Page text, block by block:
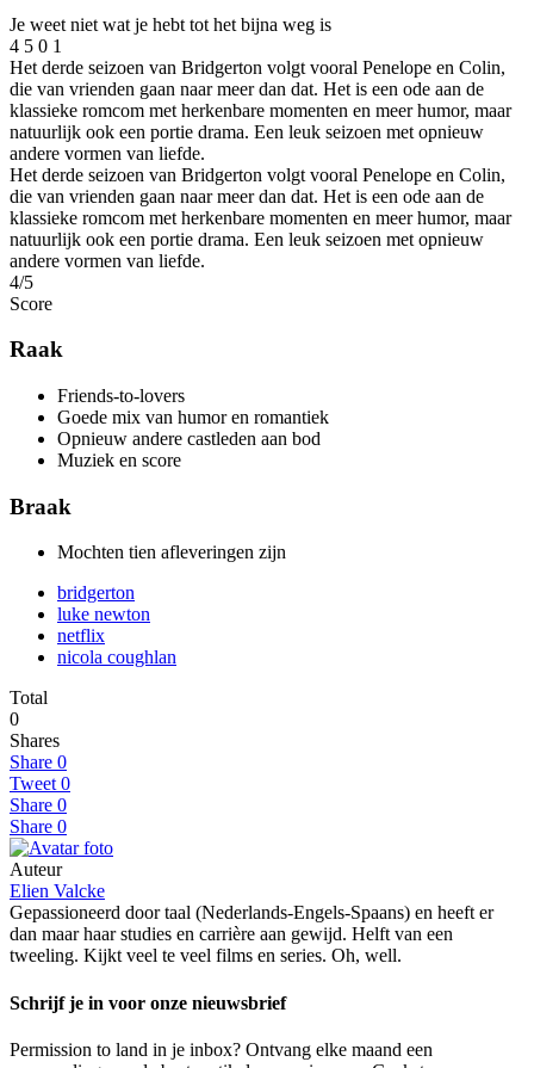
Je weet niet wat je hebt tot het bijna weg is
4 5 0 1
Het derde seizoen van Bridgerton volgt vooral Penelope en Colin,
die van vrienden gaan naar meer dan dat. Het is een ode aan de
klassieke romcom met herkenbare momenten en meer humor, maar
natuurlijk ook een portie drama. Een leuk seizoen met opnieuw
andere vormen van liefde.
Het derde seizoen van Bridgerton volgt vooral Penelope en Colin,
die van vrienden gaan naar meer dan dat. Het is een ode aan de
klassieke romcom met herkenbare momenten en meer humor, maar
natuurlijk ook een portie drama. Een leuk seizoen met opnieuw
andere vormen van liefde.
4/5
Score
Raak
Friends-to-lovers
Goede mix van humor en romantiek
Opnieuw andere castleden aan bod
Muziek en score
Braak
Mochten tien afleveringen zijn
bridgerton
luke newton
netflix
nicola coughlan
Total
0
Shares
Share 0
Tweet 0
Share 0
Share 0
Auteur
Elien Valcke
Gepassioneerd door taal (Nederlands-Engels-Spaans) en heeft er
dan maar haar studies en carrière aan gewijd. Helft van een
tweeling. Kijkt veel te veel films en series. Oh, well.
Schrijf je in voor onze nieuwsbrief
Permission to land in je inbox? Ontvang elke maand een